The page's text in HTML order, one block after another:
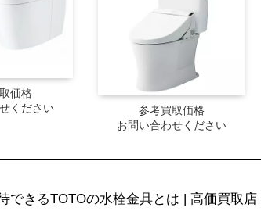
価格
ください
参考買取価格
お問い合わせください
できるTOTOの水栓金具とは | 高価買取店